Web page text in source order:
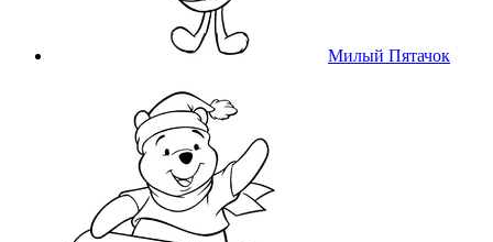
Милый Пятачок